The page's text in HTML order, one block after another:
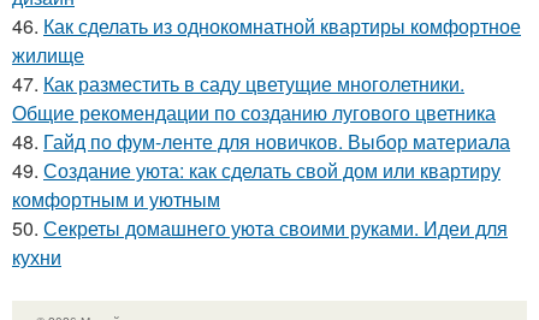
46. Как сделать из однокомнатной квартиры комфортное
жилище
47. Как разместить в саду цветущие многолетники.
Общие рекомендации по созданию лугового цветника
48. Гайд по фум-ленте для новичков. Выбор материала
49. Создание уюта: как сделать свой дом или квартиру
комфортным и уютным
50. Секреты домашнего уюта своими руками. Идеи для
кухни